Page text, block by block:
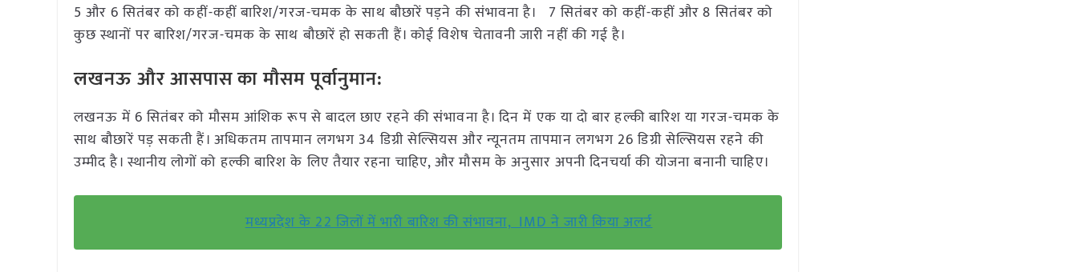
5 और 6 सितंबर को कहीं-कहीं बारिश/गरज-चमक के साथ बौछारें पड़ने की संभावना है। 7 सितंबर को कहीं-कहीं और 8 सितंबर को
कुछ स्थानों पर बारिश/गरज-चमक के साथ बौछारें हो सकती हैं। कोई विशेष चेतावनी जारी नहीं की गई है।
लखनऊ और आसपास का मौसम पूर्वानुमान:
लखनऊ में 6 सितंबर को मौसम आंशिक रूप से बादल छाए रहने की संभावना है। दिन में एक या दो बार हल्की बारिश या गरज-चमक के
साथ बौछारें पड़ सकती हैं। अधिकतम तापमान लगभग 34 डिग्री सेल्सियस और न्यूनतम तापमान लगभग 26 डिग्री सेल्सियस रहने की
उम्मीद है। स्थानीय लोगों को हल्की बारिश के लिए तैयार रहना चाहिए, और मौसम के अनुसार अपनी दिनचर्या की योजना बनानी चाहिए।
मध्यप्रदेश के 22 जिलों में भारी बारिश की संभावना, IMD ने जारी किया अलर्ट